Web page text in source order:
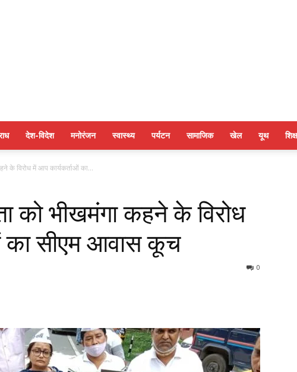
देश-विदेश मनोरंजन स्वास्थ्य पर्यटन सामाजिक खेल यूथ
के विरोध में आप कार्यकर्ताओं का...
को भीखमंगा कहने के विरोध
का सीएम आवास कूच
0